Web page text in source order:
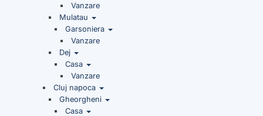
Vanzare
Mulatau
Garsoniera
Vanzare
Dej
Casa
Vanzare
Cluj napoca
Gheorgheni
Casa